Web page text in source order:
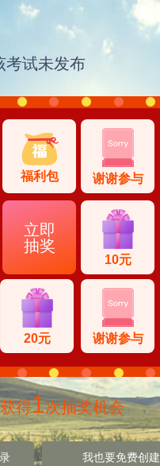
考试未发布
福利包 谢谢参与
10元
谢谢参与
20元
立即
抽奖
得1次抽奖机会
我也要免费创建